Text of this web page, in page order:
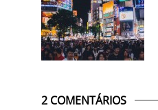
2 COMENTÁRIOS